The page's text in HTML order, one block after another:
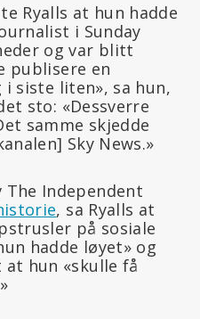
Ryalls at hun hadde
i Sunday
og var blitt
publisere en
i siste liten», sa hun,
sto: «Dessverre
samme skjedde
Sky News.»
The Independent
, sa Ryalls at
på sosiale
hadde løyet» og
hun «skulle få